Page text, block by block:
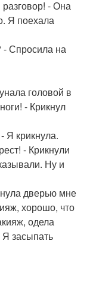
- Она
Я поехала
- Спросила на
головой в
- Крикнул
Я крикнула.
- Крикнули
Ну и
дверью мне
хорошо, что
одела
засыпать